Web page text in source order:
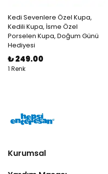
Kedi Sevenlere Özel Kupa,
Kedili Kupa, İsme Özel
Porselen Kupa, Doğum Günü
Hediyesi
₺ 249.00
1 Renk
Kurumsal